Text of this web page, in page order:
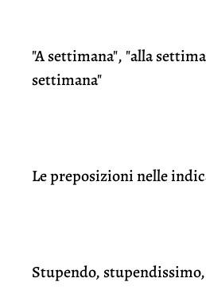
"A settimana", "alla
settimana"
Le preposizioni nelle
Stupendo,